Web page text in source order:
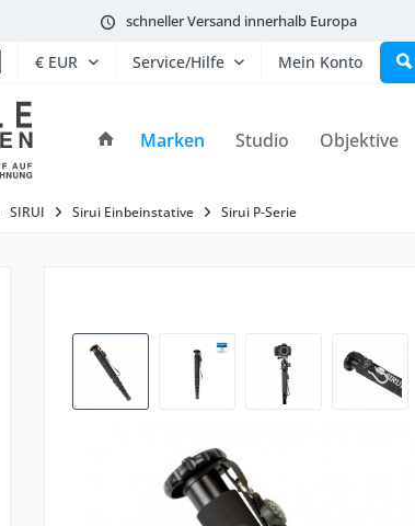
schneller Versand innerhalb Europa
Service/Hilfe Mein Konto
Marken Studio Objektive
SIRUI Sirui Einbeinstative Sirui P-Serie